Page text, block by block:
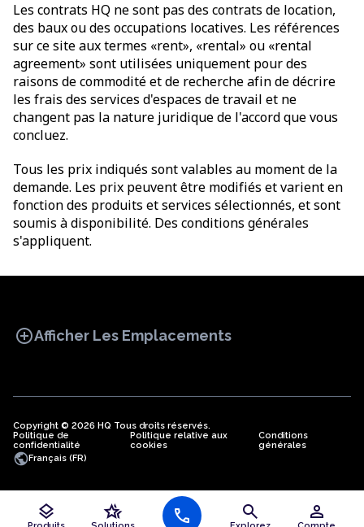
layers hotel_class call search person
Les contrats HQ ne sont pas des contrats de location,
des baux ou des occupations locatives. Les références
sur ce site aux termes «rent», «rental» ou «rental
agreement» sont utilisées uniquement pour des
raisons de commodité et de recherche afin de décrire
les frais des services d'espaces de travail et ne
changent pas la nature juridique de l'accord que vous
concluez.
Tous les prix indiqués sont valables au moment de la
demande. Les prix peuvent être modifiés et varient en
fonction des produits et services sélectionnés, et sont
soumis à disponibilité. Des conditions générales
s'appliquent.
add_circleAfficher Les Emplacements
BUREAU COWORKING
BUREAUX
Bureaux en Algérie
Copyright © 2026 HQ Tous droits réservés.
Politique de
confidentialité
Politique relative aux
cookies
Conditions
générales
publicFrançais (FR)